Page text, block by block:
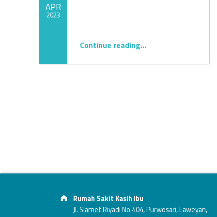
g
d
m
Continue reading…
APR
2023
Footer info sidebar
Address:
Rumah Sakit Kasih Ibu
Jl. Slamet Riyadi No.404, Purwosari, Laweyan,